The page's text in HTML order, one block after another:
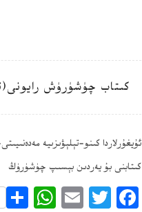
كىتاب چۈشۈرۈش
ئۇيغۇرلاردا كىنو-تېلېۋىزىيە
كىتابنى بۇ يەردىن بېسىپ چۈشۈرۈڭ
Facebook
Twitter
Email